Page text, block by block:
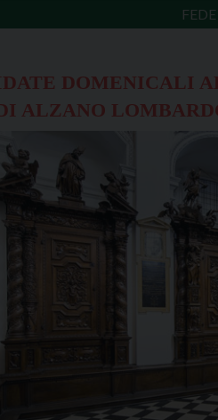
FEDE
DOMENICALI
ALZANO